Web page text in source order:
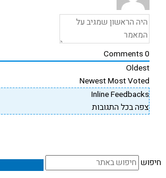
Newest Most
Inline
בכל התגובות